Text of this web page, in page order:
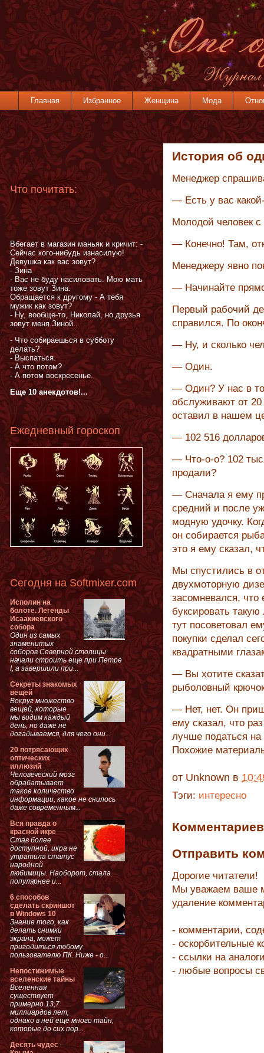
Главная Избранное Женщина Мода
История об
Менеджер
— Есть у вас
Молодой человек с
— Конечно! Там,
Менеджеру явно
— Начинайте
Первый рабочий
справился. По
— Ну, и сколько
— Один.
— Один? У нас в
обслуживают от
оставил в нашем
— 102 516
— Что-о-о? 102
продали?
— Сначала я ему
средний и после
модную удочку.
он собирается
это я ему сказал,
Мы спустились в
двухмоторную
засомневался, что
буксировать
тут посоветовал
покупки сделал
квадратными
— Вы хотите
рыболовный
— Нет, нет. Он
ему сказал, что
лучше податься
Похожие
от Unknown в
Тэги: интересно
Отправить
Дорогие читатели!
Мы уважаем ваше
удаление
- комментарии,
- оскорбительные
- ссылки на
- любые вопросы
Что почитать:
Вбегает в магазин маньяк и кричит: -
Сейчас кого-нибудь изнасилую!
Девушка как вас зовут?
- Зина
- Вас не буду насиловать. Мою мать
тоже зовут Зина.
Обращается к другому - А тебя
мужик как зовут?
- Ну, вообще-то, Николай, но друзья
зовут меня Зиной..
- Что собираешься в субботу
делать?
- Выспаться.
- А что потом?
- А потом воскресенье.
Еще 10 анекдотов!...
Ежедневный гороскоп
Сегодня на Softmixer.com
Исполин на
болоте. Легенды
Исаакиевского
собора
Один из самых
знаменитых
соборов Северной столицы
начали строить еще при Петре
I, а завершили при...
Секреты знакомых
вещей
Вокруг множество
вещей, которые
мы видим каждый
день, но даже не
догадываемся, для чего они...
20 потрясающих
оптических
иллюзий
Человеческий мозг
обрабатывает
такое количество
информации, какое не снилось
даже современным...
Вся правда о
красной икре
Став более
доступной, икра не
утратила статус
народной
любимицы. Наоборот, стала
популярнее и...
6 способов
сделать скриншот
в Windows 10
Знание того, как
делать снимки
экрана, может
пригодиться любому
пользователю ПК. Ниже - о...
Непостижимые
вселенские тайны
Вселенная
существует
примерно 13,7
миллиардов лет,
однако в ней еще много тайн,
которые до сих пор...
Десять чудес